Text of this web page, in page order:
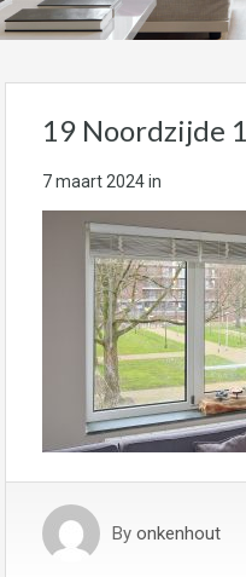
19 Noordzijde
7 maart 2024in
By onkenhout